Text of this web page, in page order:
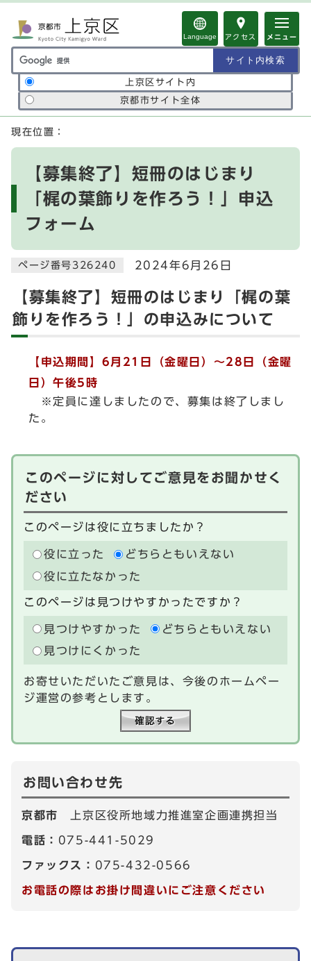
Language アクセス メニュー
サイト内検索の範囲
上京区サイト内
京都市サイト全体
ここから本文です
現在位置：
【募集終了】短冊のはじまり
「梶の葉飾りを作ろう！」申込
フォーム
ページ番号326240 2024年6月26日
【募集終了】短冊のはじまり「梶の葉
飾りを作ろう！」の申込みについて
【申込期間】6月21日（金曜日） ～28日（金曜
日）午後5時
※定員に達しましたので、募集は終了しまし
た。
このページに対してご意見をお聞かせく
ださい
このページは役に立ちましたか？
役に立った
どちらともいえない
役に立たなかった
このページは見つけやすかったですか？
見つけやすかった
どちらともいえない
見つけにくかった
お寄せいただいたご意見は、今後のホームペー
ジ運営の参考とします。
お問い合わせ先
京都市 上京区役所地域力推進室企画連携担当
電話： 075-441-5029
ファックス： 075-432-0566
お電話の際はお掛け間違いにご注意ください